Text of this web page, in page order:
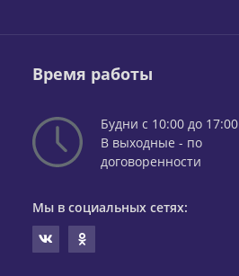
Время работы
Будни с 10:00 до 17:00
В выходные - по
договоренности
Мы в социальных сетях: